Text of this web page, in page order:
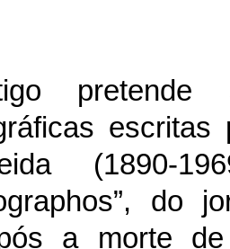
(1890-
do
a morte